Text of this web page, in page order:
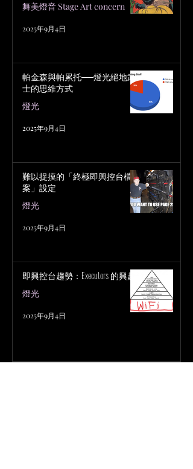
舞美燈音 Stage Art concern
2025年9月4日
帕金森與帕累托──燈光絕地武
士的思維方式
燈光
2025年9月4日
難以捉摸的「終極即興控台檔
案」設定
燈光
2025年9月4日
即興控台趨勢：Executors 的興起
燈光
2025年9月4日